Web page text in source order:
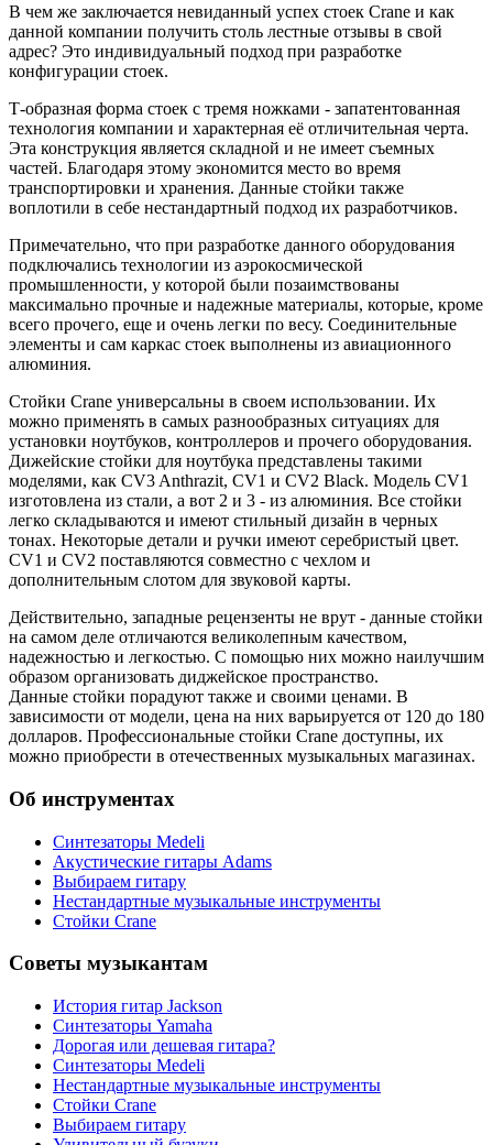
В чем же заключается невиданный успех стоек Crane и как
данной компании получить столь лестные отзывы в свой
адрес? Это индивидуальный подход при разработке
конфигурации стоек.
Т-образная форма стоек с тремя ножками - запатентованная
технология компании и характерная её отличительная черта.
Эта конструкция является складной и не имеет съемных
частей. Благодаря этому экономится место во время
транспортировки и хранения. Данные стойки также
воплотили в себе нестандартный подход их разработчиков.
Примечательно, что при разработке данного оборудования
подключались технологии из аэрокосмической
промышленности, у которой были позаимствованы
максимально прочные и надежные материалы, которые, кроме
всего прочего, еще и очень легки по весу. Соединительные
элементы и сам каркас стоек выполнены из авиационного
алюминия.
Стойки Crane универсальны в своем использовании. Их
можно применять в самых разнообразных ситуациях для
установки ноутбуков, контроллеров и прочего оборудования.
Дижейские стойки для ноутбука представлены такими
моделями, как CV3 Anthrazit, CV1 и CV2 Black. Модель CV1
изготовлена из стали, а вот 2 и 3 - из алюминия. Все стойки
легко складываются и имеют стильный дизайн в черных
тонах. Некоторые детали и ручки имеют серебристый цвет.
CV1 и CV2 поставляются совместно с чехлом и
дополнительным слотом для звуковой карты.
Действительно, западные рецензенты не врут - данные стойки
на самом деле отличаются великолепным качеством,
надежностью и легкостью. С помощью них можно наилучшим
образом организовать диджейское пространство.
Данные стойки порадуют также и своими ценами. В
зависимости от модели, цена на них варьируется от 120 до 180
долларов. Профессиональные стойки Crane доступны, их
можно приобрести в отечественных музыкальных магазинах.
Об инструментах
Синтезаторы Мedeli
Акустические гитары Adams
Выбираем гитару
Нестандартные музыкальные инструменты
Стойки Crane
Советы музыкантам
История гитар Jackson
Синтезаторы Yamaha
Дорогая или дешевая гитара?
Синтезаторы Мedeli
Нестандартные музыкальные инструменты
Стойки Crane
Выбираем гитару